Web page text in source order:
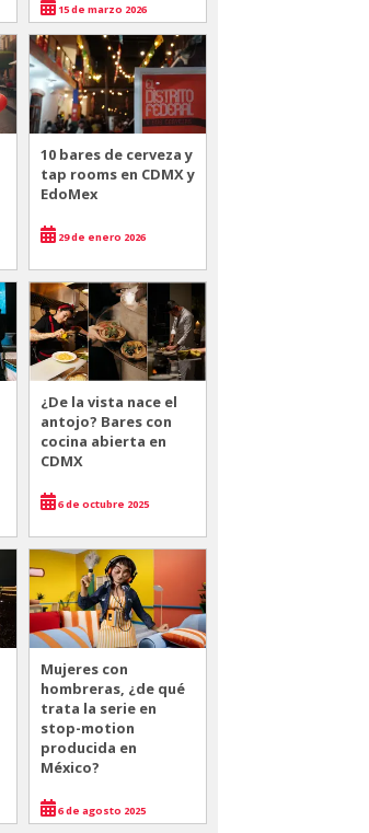
15 de marzo 2026
10 bares de cerveza y
tap rooms en CDMX y
EdoMex
29 de enero 2026
¿De la vista nace el
antojo? Bares con
cocina abierta en
CDMX
6 de octubre 2025
Mujeres con
hombreras, ¿de qué
trata la serie en
stop-motion
producida en
México?
6 de agosto 2025